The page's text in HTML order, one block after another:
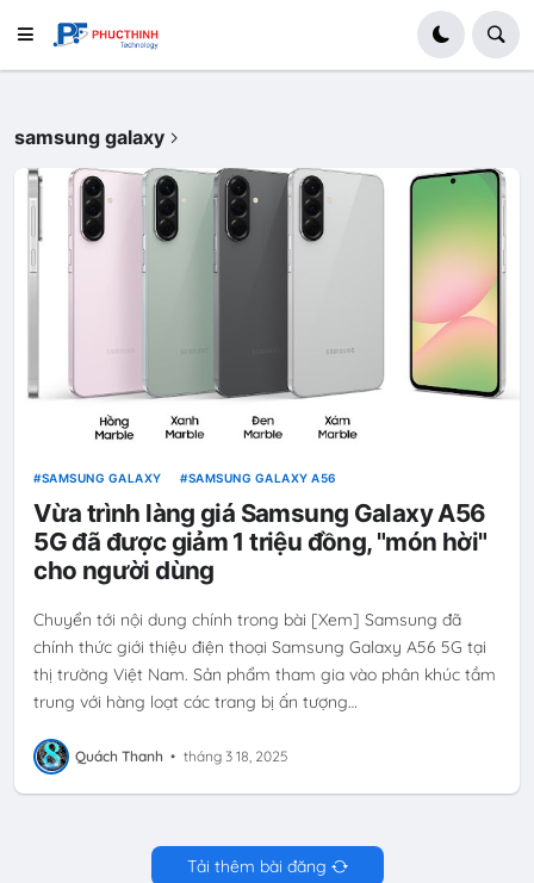
samsung galaxy
SAMSUNG GALAXY SAMSUNG GALAXY A56
Vừa trình làng giá Samsung Galaxy A56
5G đã được giảm 1 triệu đồng, "món hời"
cho người dùng
Chuyển tới nội dung chính trong bài [Xem] Samsung đã
chính thức giới thiệu điện thoại Samsung Galaxy A56 5G tại
thị trường Việt Nam. Sản phẩm tham gia vào phân khúc tầm
trung với hàng loạt các trang bị ấn tượng…
Quách Thanh • tháng 3 18, 2025
Tải thêm bài đăng